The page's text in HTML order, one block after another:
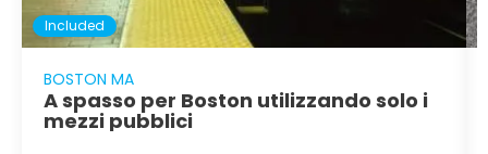
Included
BOSTON MA
A spasso per Boston utilizzando solo i
mezzi pubblici